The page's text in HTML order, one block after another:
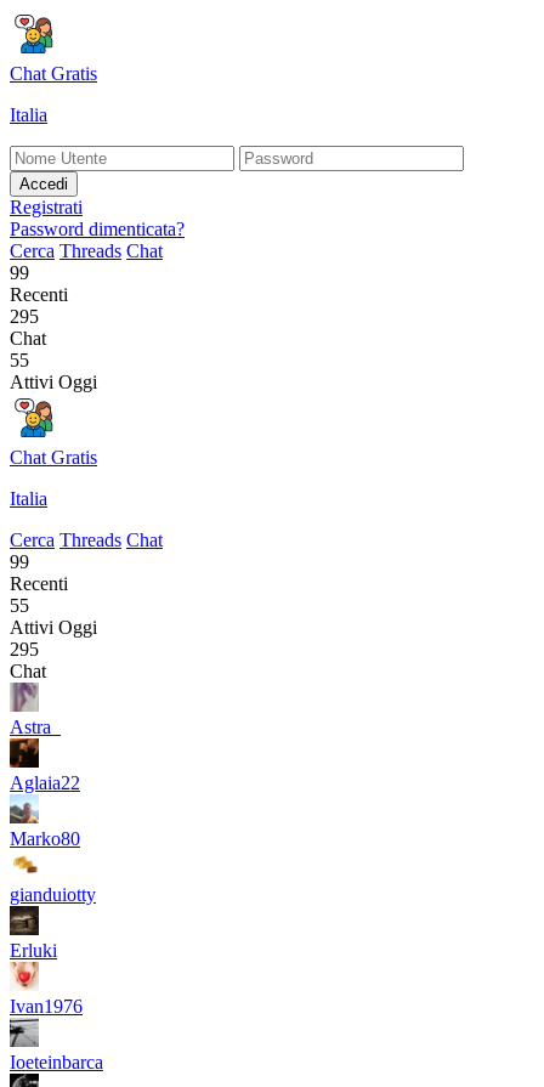
Chat Gratis
Italia
Accedi
Registrati
Password dimenticata?
Cerca Threads Chat
99
Recenti
295
Chat
55
Attivi Oggi
Chat Gratis
Italia
Cerca Threads Chat
99
Recenti
55
Attivi Oggi
295
Chat
Astra_
Aglaia22
Marko80
gianduiotty
Erluki
Ivan1976
Ioeteinbarca